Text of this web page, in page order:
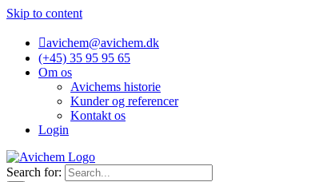
Skip to content
avichem@avichem.dk
(+45) 35 95 95 65
Om os
Avichems historie
Kunder og referencer
Kontakt os
Login
Search for: